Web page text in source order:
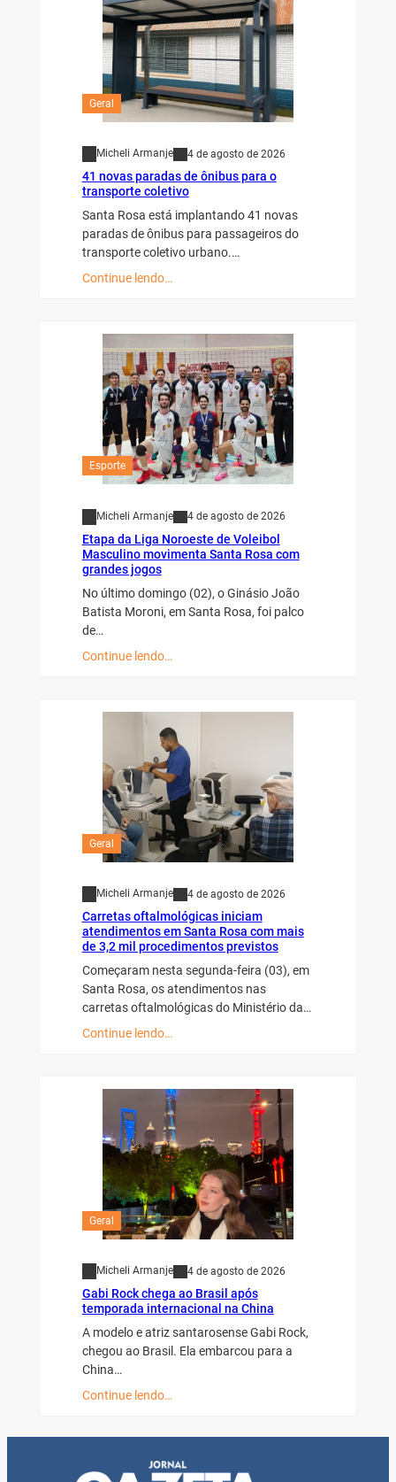
Geral
Micheli Armanje 4 de agosto de 2026
41 novas paradas de ônibus para o
transporte coletivo
Santa Rosa está implantando 41 novas
paradas de ônibus para passageiros do
transporte coletivo urbano.…
Continue lendo…
Esporte
Micheli Armanje 4 de agosto de 2026
Etapa da Liga Noroeste de Voleibol
Masculino movimenta Santa Rosa com
grandes jogos
No último domingo (02), o Ginásio João
Batista Moroni, em Santa Rosa, foi palco
de…
Continue lendo…
Geral
Micheli Armanje 4 de agosto de 2026
Carretas oftalmológicas iniciam
atendimentos em Santa Rosa com mais
de 3,2 mil procedimentos previstos
Começaram nesta segunda-feira (03), em
Santa Rosa, os atendimentos nas
carretas oftalmológicas do Ministério da…
Continue lendo…
Geral
Micheli Armanje 4 de agosto de 2026
Gabi Rock chega ao Brasil após
temporada internacional na China
A modelo e atriz santarosense Gabi Rock,
chegou ao Brasil. Ela embarcou para a
China…
Continue lendo…